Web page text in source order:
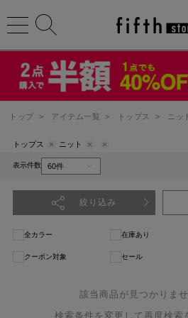
トップ > アイテム一覧 > トップス > ニッ
トップス ニット
表示件数
絞り込み
全カラー 在庫あり
クーポン対象 セール
該当商品が見つかりませ
検索条件を変更して再度検索